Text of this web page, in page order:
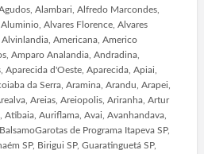
Alambari, Alfredo Marcondes,
Alvares Florence, Alvares
Americana, Americo
Amparo Analandia, Andradina,
d'Oeste, Aparecida, Apiai,
da Serra, Aramina, Arandu, Arapei,
Areias, Areiopolis, Ariranha, Artur
Atibaia, Auriflama, Avai, Avanhandava,
de Programa Itapeva SP,
SP, Birigui SP, Guaratinguetá SP,